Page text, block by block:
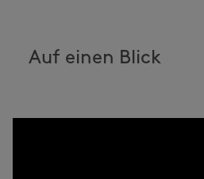
Auf einen Blick